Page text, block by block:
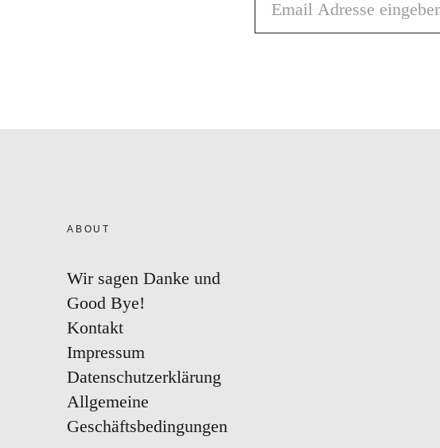
ABOUT
Wir sagen Danke und
Good Bye!
Kontakt
Impressum
Datenschutzerklärung
Allgemeine
Geschäftsbedingungen